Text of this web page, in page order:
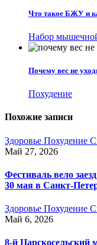
Что такое БЖУ и
Набор
Почему вес не
Похудение
Похожие записи
Здоровье Похудение
Май 27, 2026
Фестиваль вело
30 мая в Санкт-
Здоровье Похудение
Май 6, 2026
8-й Царскосельский